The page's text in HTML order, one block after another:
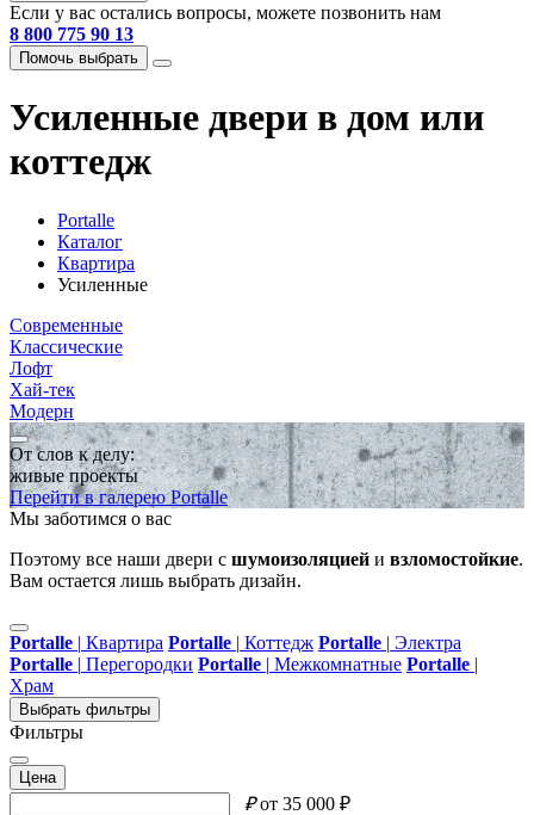
Если у вас остались вопросы, можете позвонить нам
8 800 775 90 13
Помочь выбрать
Усиленные двери в дом или
коттедж
Portalle
Каталог
Квартира
Усиленные
Современные
Классические
Лофт
Хай-тек
Модерн
От слов к делу:
живые проекты
Перейти в галерею Portalle
Мы заботимся о вас
Поэтому все наши двери с шумоизоляцией и взломостойкие.
Вам остается лишь выбрать дизайн.
Portalle | Квартира Portalle | Коттедж Portalle | Электра
Portalle | Перегородки Portalle | Межкомнатные Portalle |
Храм
Выбрать фильтры
Фильтры
Цена
₽ от 35 000 ₽